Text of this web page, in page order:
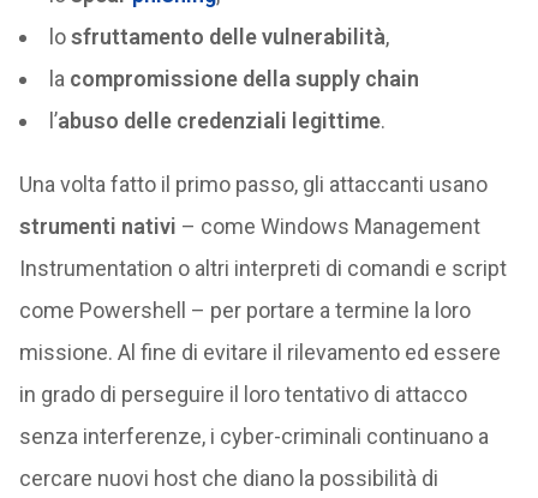
losfruttamento delle vulnerabilità,
la compromissione della supply chain
l’abuso delle credenziali legittime.
Una volta fatto il primo passo, gli attaccanti usano
strumenti nativi – come Windows Management
Instrumentation o altri interpreti di comandi e script
come Powershell – per portare a termine la loro
missione. Al fine di evitare il rilevamento ed essere
in grado di perseguire il loro tentativo di attacco
senza interferenze, i cyber-criminali continuano a
cercare nuovi host che diano la possibilità di